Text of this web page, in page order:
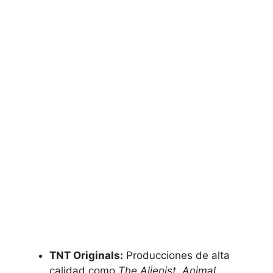
TNT Originals: Producciones de alta